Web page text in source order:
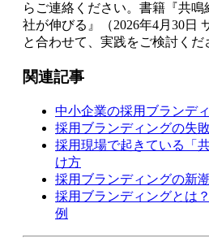
らご連絡ください。書籍『共
社が伸びる』（2026年4月30日
と合わせて、実践をご検討くだ
関連記事
中小企業の採用ブランデ
採用ブランディングの失
採用現場で起きている「
け方
採用ブランディングの新
採用ブランディングとは
例